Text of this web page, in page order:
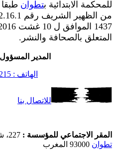
للمحكمة الابتدائية بتطوان
المتعلق بالصحافة والنشر.
المدير
الهاتف : 0610120215
للاتصال بنا
المقر الاجتماعي للمؤسسة : 227، شارع محمد بنونة، الطويلع –
تطوان